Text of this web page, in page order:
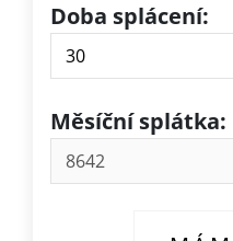
Doba splácení:
Měsíční splátka: